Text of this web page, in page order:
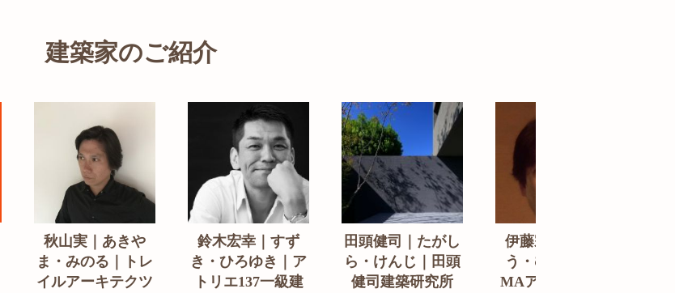
建築家のご紹介
秋山実｜あきや
ま・みのる｜トレ
イルアーキテクツ
鈴木宏幸｜すず
き・ひろゆき｜ア
トリエ137一級建
田頭健司｜たがし
ら・けんじ｜田頭
健司建築研究所
伊藤宗明｜いと
う・むねあき｜
MAアーキテクト